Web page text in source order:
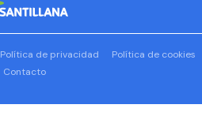
Política de privacidad
Política de cookies
Contacto